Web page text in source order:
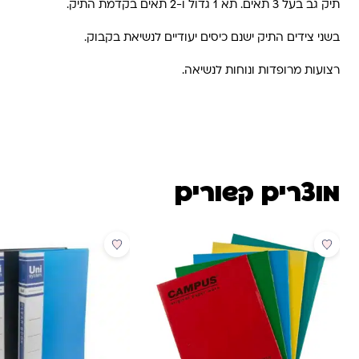
תיק גב בעל 3 תאים. תא 1 גדול ו-2 תאים בקדמת התיק.
בשני צידים התיק ישנם כיסים יעודיים לנשיאת בקבוק.
רצועות מרופדות ונוחות לנשיאה.
מוצרים קשורים
מבצע מבצע